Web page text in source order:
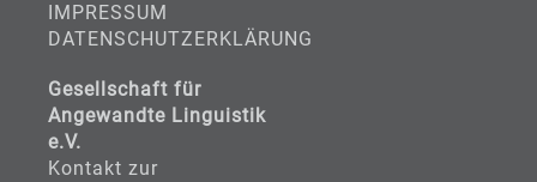
IMPRESSUM
DATENSCHUTZERKLÄRUNG
Gesellschaft für
Angewandte Linguistik
e.V.
Kontakt zur